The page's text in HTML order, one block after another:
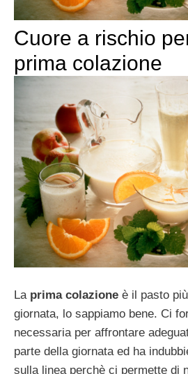
Cuore a rischio
prima colazione
La prima colazione è il pasto
giornata, lo sappiamo bene. Ci
necessaria per affrontare
parte della giornata ed ha
sulla linea perchè ci permette di